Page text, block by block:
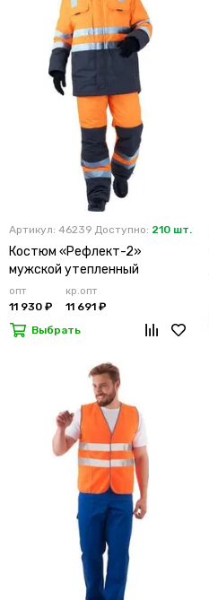
Артикул: 46239 Доступно: 210 шт.
Костюм «Рефлект-2»
мужской утепленный
оранжевый с п/к
опт
11 930 ₽
кр.опт
11 691 ₽
Выбрать